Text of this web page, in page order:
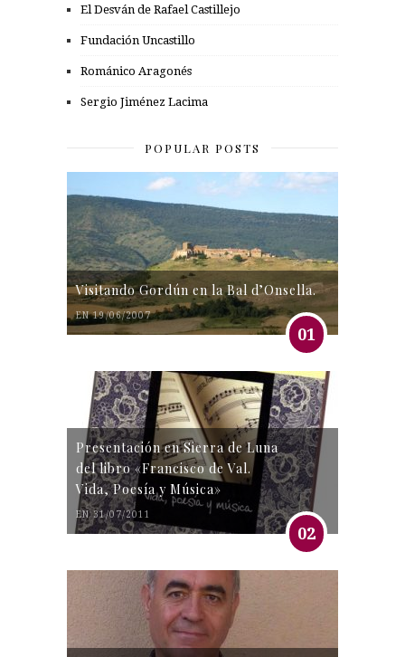
El Desván de Rafael Castillejo
Fundación Uncastillo
Románico Aragonés
Sergio Jiménez Lacima
POPULAR POSTS
Visitando Gordún en la Bal d’Onsella.
EN 19/06/2007
01
Presentación en Sierra de Luna
del libro «Francisco de Val.
Vida, Poesía y Música»
EN 31/07/2011
02